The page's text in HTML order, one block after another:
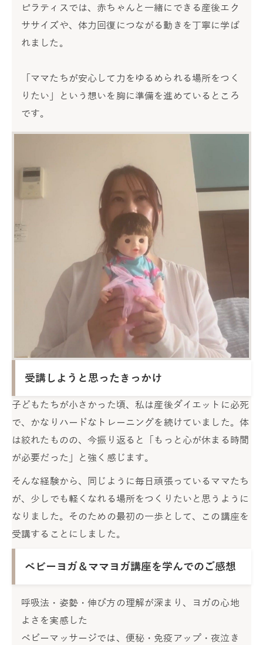
ピラティスでは、赤ちゃんと一緒にできる産後エク
ササイズや、体力回復につながる動きを丁寧に学ば
れました。
「ママたちが安心して力をゆるめられる場所をつく
りたい」という想いを胸に準備を進めているところ
です。
受講しようと思ったきっかけ
子どもたちが小さかった頃、私は産後ダイエットに必死
で、かなりハードなトレーニングを続けていました。体
は絞れたものの、今振り返ると「もっと心が休まる時間
が必要だった」と強く感じます。
そんな経験から、同じように毎日頑張っているママたち
が、少しでも軽くなれる場所をつくりたいと思うように
なりました。そのための最初の一歩として、この講座を
受講することにしました。
ベビーヨガ＆ママヨガ講座を学んでのご感想
呼吸法・姿勢・伸び方の理解が深まり、ヨガの心地
よさを実感した
ベビーマッサージでは、便秘・免疫アップ・夜泣き